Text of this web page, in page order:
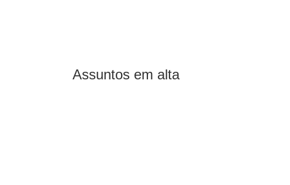
Assuntos em alta